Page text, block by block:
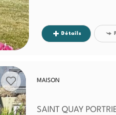
Détails
MAISON
SAINT QUAY